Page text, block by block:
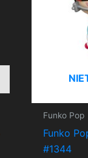
Funko Pop
Funko
#1344